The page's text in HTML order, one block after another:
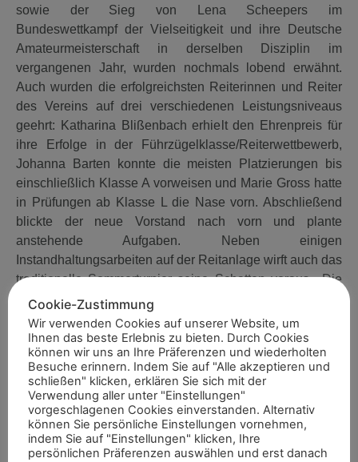
sowie der Sieg von Lena Scheepers im
Bundeswettkampf der Vielseitigkeit und ihre Deutsche
Amateurmeisterschaft in derselben Disziplin im
vergangenen Jahr, wurden nochmals lobend erwähnt.
Auch wurden die erfolgreichsten Reiterinnen und Reiter
des Vereins auf drei verschiedenen Leistungsniveaus
geehrt: Katharina Blißenbach erhielt den Ehrenpreis für
ihre Erfolge in der Führzügelklasse/Reiterwettbewerb,
Johanna Barten konnte die meisten Platzierungen bis
einschließlich Klasse A vorweisen und Marie Gross hatte
in Prüfungen ab Klasse L die Nase vorn. Abschließend
blickte der neue Vorstand nach vorn und plante
anstehende Aufgaben. Neben einigen
Instandhaltungsarbeiten auf der Reitanlage wirft auch das
traditionelle Sommerturnier seine Schatten voraus. „Die
Weichen für eine weiterhin erfolgreiche Zukunft des RFV
Graf von Schmettow Eversael sind somit gestellt“, so
Vereinspressewartin Katharina Kraft abschließend.
Stephan Derks
Foto: RFV Graf von Schmettow Eversael
Cookie-Zustimmung
Wir verwenden Cookies auf unserer Website, um
Ihnen das beste Erlebnis zu bieten. Durch Cookies
können wir uns an Ihre Präferenzen und wiederholten
Besuche erinnern. Indem Sie auf "Alle akzeptieren und
schließen" klicken, erklären Sie sich mit der
Verwendung aller unter "Einstellungen"
vorgeschlagenen Cookies einverstanden. Alternativ
können Sie persönliche Einstellungen vornehmen,
indem Sie auf "Einstellungen" klicken, Ihre
persönlichen Präferenzen auswählen und erst danach